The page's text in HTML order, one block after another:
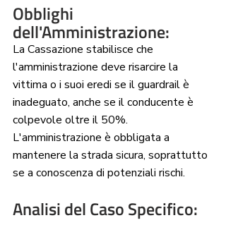
Obblighi
dell'Amministrazione:
La Cassazione stabilisce che
l'amministrazione deve risarcire la
vittima o i suoi eredi se il guardrail è
inadeguato, anche se il conducente è
colpevole oltre il 50%.
L'amministrazione è obbligata a
mantenere la strada sicura, soprattutto
se a conoscenza di potenziali rischi.
Analisi del Caso Specifico: